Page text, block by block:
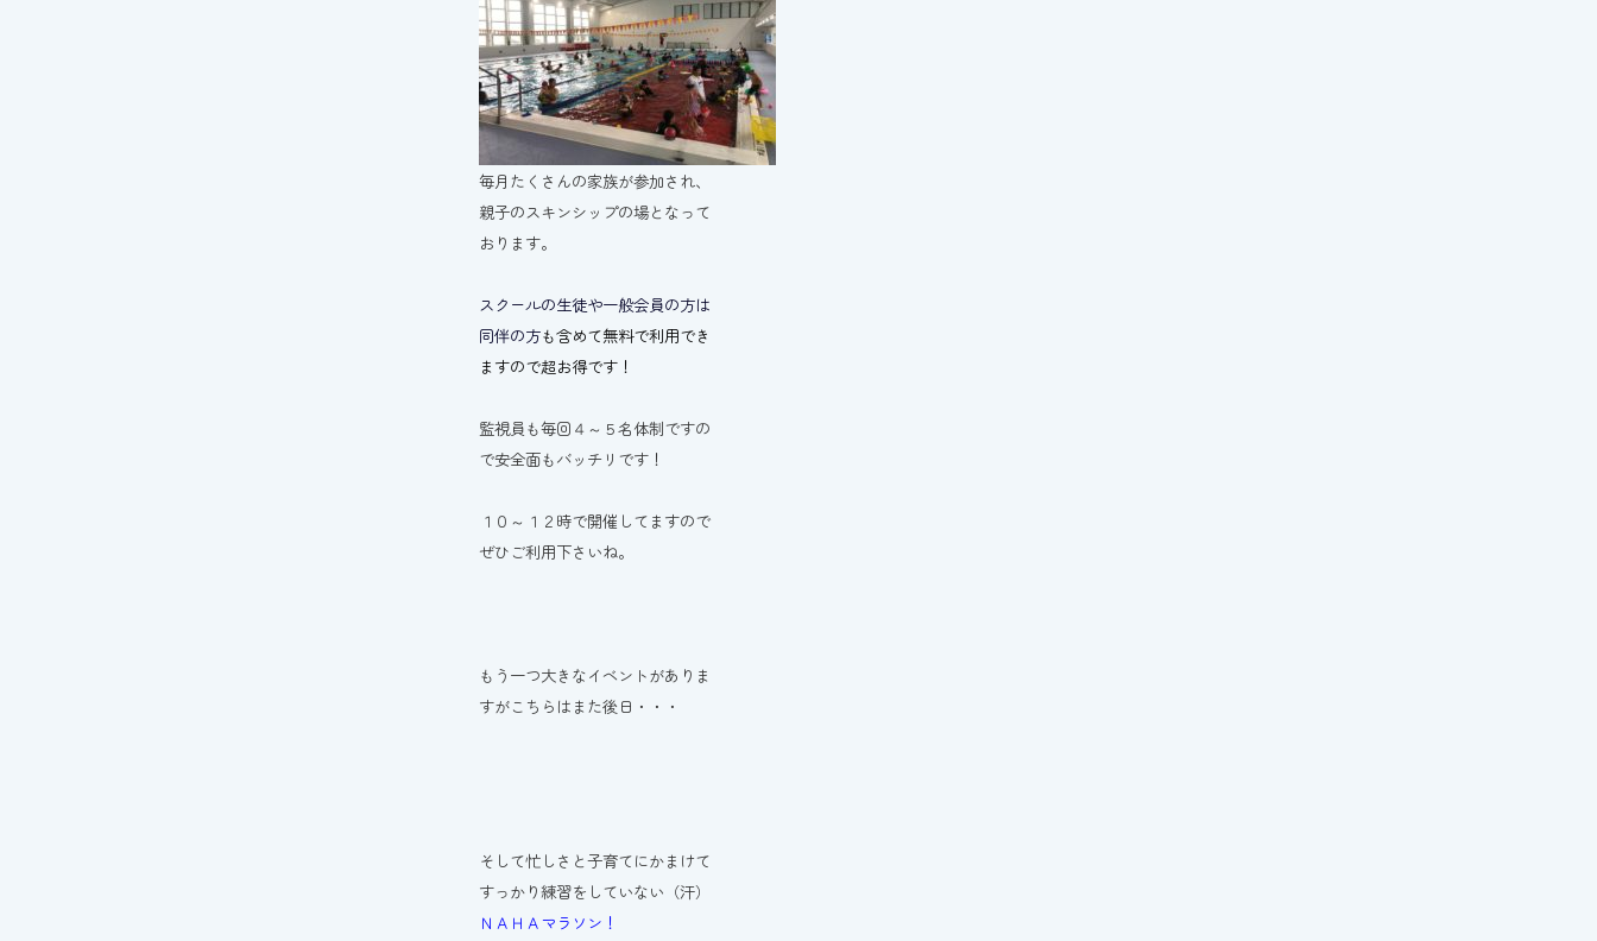
毎月たくさんの家族が参加され、
親子のスキンシップの場となって
おります。
スクールの生徒や一般会員の方は
同伴の方も含めて無料で利用でき
ますので超お得です！
監視員も毎回４～５名体制ですの
で安全面もバッチリです！
１０～１２時で開催してますので
ぜひご利用下さいね。
もう一つ大きなイベントがありま
すがこちらはまた後日・・・
そして忙しさと子育てにかまけて
すっかり練習をしていない（汗）
ＮＡＨＡマラソン！